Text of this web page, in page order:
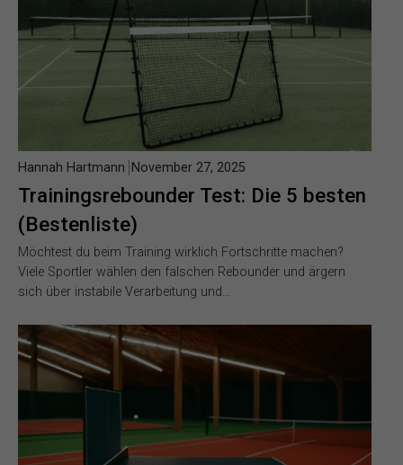
Trainingsrebounder Test: Die 5 besten
(Bestenliste)
Hannah Hartmann November 27, 2025
Möchtest du beim Training wirklich Fortschritte machen?
Viele Sportler wählen den falschen Rebounder und ärgern
sich über instabile Verarbeitung und…